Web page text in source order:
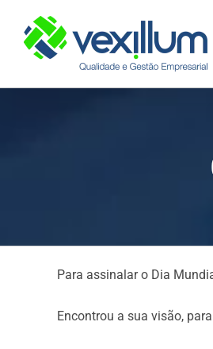
content
Para assinalar o Dia
Encontrou a sua visão,